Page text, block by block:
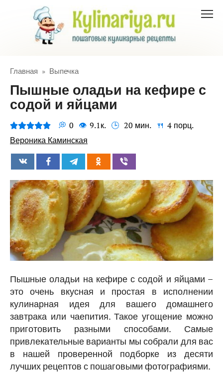
Главная » Выпечка
Пышные оладьи на кефире с
содой и яйцами
0 9.1к. 20 мин.
4 порц.
Вероника Каминская
Пышные оладьи на кефире с содой и яйцами –
это очень вкусная и простая в исполнении
кулинарная идея для вашего домашнего
завтрака или чаепития. Такое угощение можно
приготовить разными способами. Самые
привлекательные варианты мы собрали для вас
в нашей проверенной подборке из десяти
лучших рецептов с пошаговыми фотографиями.